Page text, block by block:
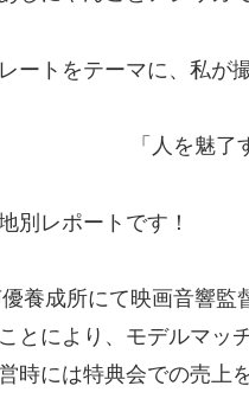
ートをテーマに、私が
「人を魅了
別レポートです！
養成所にて映画音響
とにより、モデルマッ
時には特典会での売上